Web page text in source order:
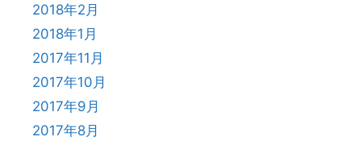
2018年2月
2018年1月
2017年11月
2017年10月
2017年9月
2017年8月